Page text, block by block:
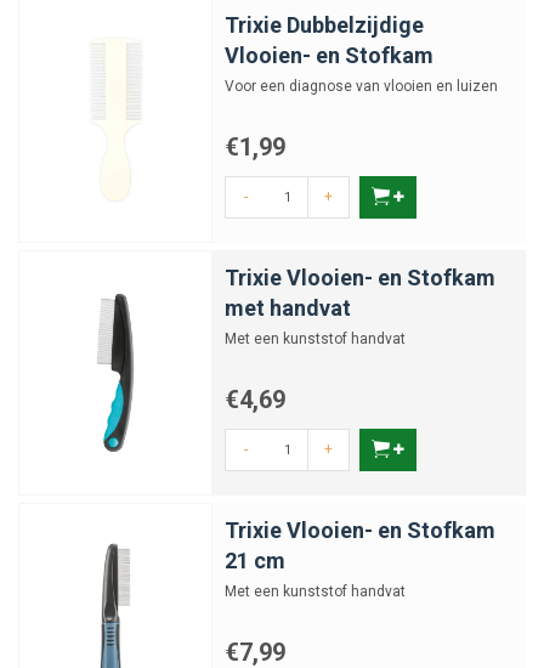
Trixie Dubbelzijdige
Vlooien- en Stofkam
Voor een diagnose van vlooien en luizen
€1,99
- +
Trixie Vlooien- en Stofkam
met handvat
Met een kunststof handvat
€4,69
- +
Trixie Vlooien- en Stofkam
21 cm
Met een kunststof handvat
€7,99